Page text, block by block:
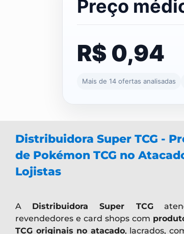
Preço
R$ 0,94
Mais de 14 ofertas analisadas
Distribuidora Super TCG -
de Pokémon TCG no
Lojistas
A Distribuidora Super TCG
revendedores e card shops com
TCG originais no atacado, lacrados,